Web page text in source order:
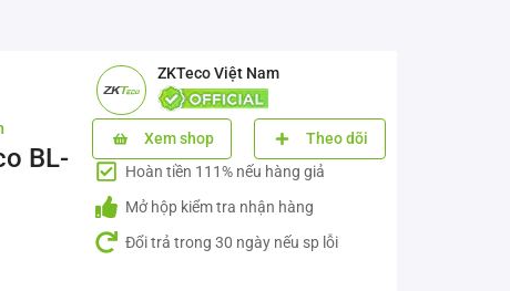
BL-
ZKTeco Việt Nam
Xem shop
Theo dõi
Hoàn tiền 111% nếu hàng giả
Mở hộp kiểm tra nhận hàng
Đổi trả trong 30 ngày nếu sp lỗi